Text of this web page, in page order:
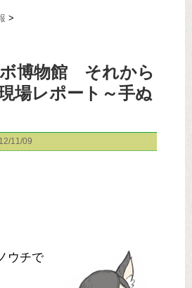
>
ボ博物館 それから
場レポート～手ぬ
11/09
ウチで